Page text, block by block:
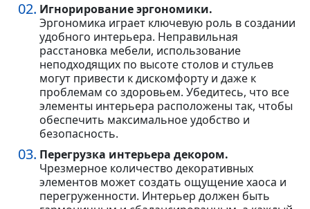
Игнорирование эргономики.
Эргономика играет ключевую роль в создании
удобного интерьера. Неправильная
расстановка мебели, использование
неподходящих по высоте столов и стульев
могут привести к дискомфорту и даже к
проблемам со здоровьем. Убедитесь, что все
элементы интерьера расположены так, чтобы
обеспечить максимальное удобство и
безопасность.
Перегрузка интерьера декором.
Чрезмерное количество декоративных
элементов может создать ощущение хаоса и
перегруженности. Интерьер должен быть